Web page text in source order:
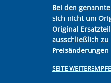
Bei den
sich nicht um
Original
ausschließlich zu
SEITE